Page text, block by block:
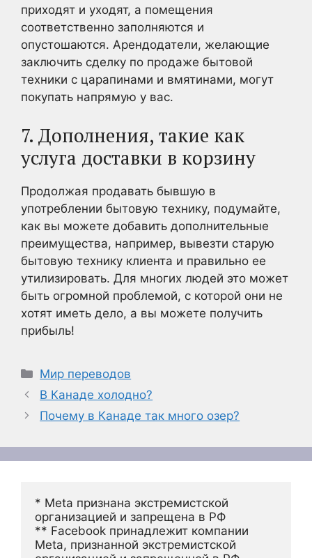
приходят и уходят, а помещения
соответственно заполняются и
опустошаются. Арендодатели, желающие
заключить сделку по продаже бытовой
техники с царапинами и вмятинами, могут
покупать напрямую у вас.
7. Дополнения, такие как
услуга доставки в корзину
Продолжая продавать бывшую в
употреблении бытовую технику, подумайте,
как вы можете добавить дополнительные
преимущества, например, вывезти старую
бытовую технику клиента и правильно ее
утилизировать. Для многих людей это может
быть огромной проблемой, с которой они не
хотят иметь дело, а вы можете получить
прибыль!
Рубрики
Мир переводов
В Канаде холодно?
Почему в Канаде так много озер?
* Meta признана экстремистской
организацией и запрещена в РФ
** Facebook принадлежит компании
Meta, признанной экстремистской